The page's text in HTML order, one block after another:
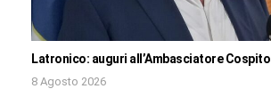
Latronico: auguri all’Ambasciatore Cospito
8 Agosto 2026